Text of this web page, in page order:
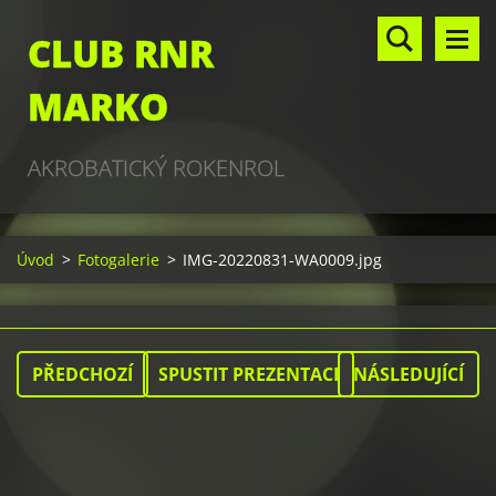
CLUB RNR
MARKO
AKROBATICKÝ ROKENROL
Úvod > Fotogalerie > IMG-20220831-WA0009.jpg
PŘEDCHOZÍ SPUSTIT PREZENTACI NÁSLEDUJÍCÍ